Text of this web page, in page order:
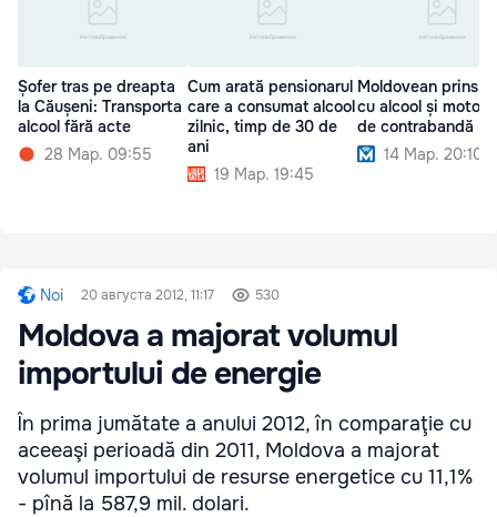
Șofer tras pe dreapta
la Căușeni: Transporta
alcool fără acte
28 Мар. 09:55
Cum arată pensionarul
care a consumat alcool
zilnic, timp de 30 de
ani
19 Мар. 19:45
Moldovean prins
cu alcool și
de contrabandă
14 Мар. 20:10
Noi 20 августа 2012, 11:17 530
Moldova a majorat volumul
importului de energie
În prima jumătate a anului 2012, în comparaţie cu
aceeaşi perioadă din 2011, Moldova a majorat
volumul importului de resurse energetice cu 11,1%
- pînă la 587,9 mil. dolari.